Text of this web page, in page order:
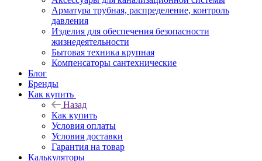
Арматура трубная, распределение, контроль
давления
Изделия для обеспечения безопасности
жизнедеятельности
Бытовая техника крупная
Компенсаторы сантехнические
Блог
Бренды
Как купить
Назад
Как купить
Условия оплаты
Условия доставки
Гарантия на товар
Калькуляторы